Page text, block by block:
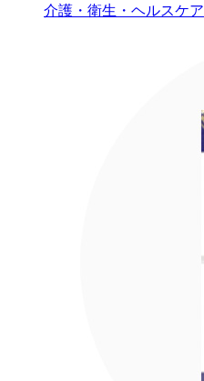
介護・衛生・ヘルスケア